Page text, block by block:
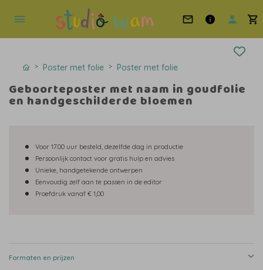
Poster met folie Poster met folie
Geboorteposter met naam in goudfolie
en handgeschilderde bloemen
Voor 17.00 uur besteld, dezelfde dag in productie
Persoonlijk contact voor gratis hulp en advies
Unieke, handgetekende ontwerpen
Eenvoudig zelf aan te passen in de editor
Proefdruk vanaf € 1,00
Formaten en prijzen